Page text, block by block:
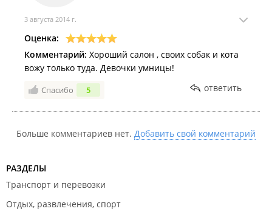
3 августа 2014 г.
Оценка:
Комментарий: Хороший салон , своих собак и кота
вожу только туда. Девочки умницы!
Спасибо 5 ответить
Больше комментариев нет. Добавить свой комментарий
РАЗДЕЛЫ
Транспорт и перевозки
Отдых, развлечения, спорт